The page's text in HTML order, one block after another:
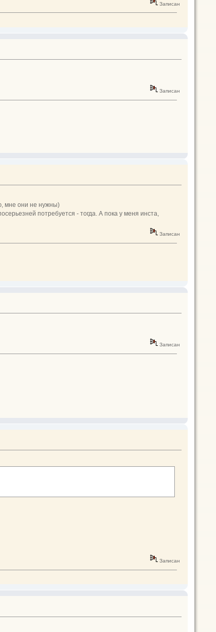
Записан
Записан
мне они не нужны)
потребуется - тогда. А пока у меня инста,
Записан
Записан
Записан